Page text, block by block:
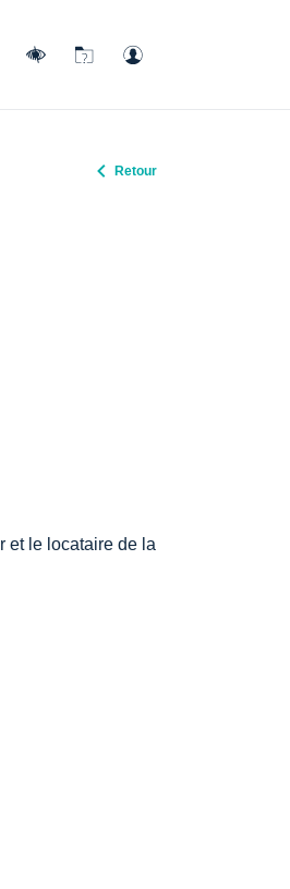
Retour
et le locataire de la